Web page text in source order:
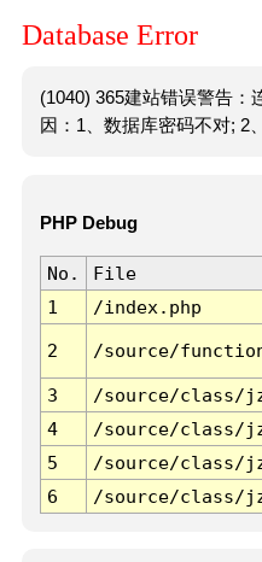
Database Error
(1040) 365建站错误警告：
因：1、数据库密码不对; 2
PHP Debug
No. File
1
/index.php
2 /source/
3 /source/class/
4
/source/class/
5
/source/class/
6
/source/class/